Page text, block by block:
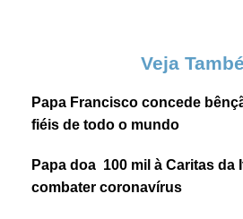
Veja
Papa Francisco concede
fiéis de todo o mundo
Papa doa  100 mil à Caritas da
combater coronavírus